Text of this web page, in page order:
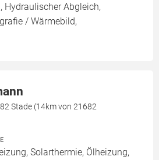
Hydraulischer Abgleich,
/ Wärmebild,
Stade (14km von 21682
Solarthermie, Ölheizung,